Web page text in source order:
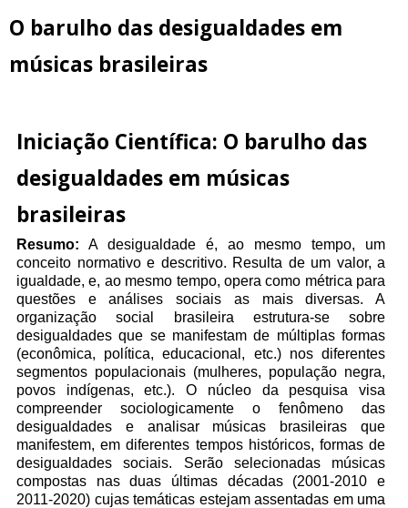
O barulho das desigualdades em
músicas brasileiras
Iniciação Científica: O barulho das
desigualdades em músicas
brasileiras
Resumo: A desigualdade é, ao mesmo tempo, um
conceito normativo e descritivo. Resulta de um valor, a
igualdade, e, ao mesmo tempo, opera como métrica para
questões e análises sociais as mais diversas. A
organização social brasileira estrutura-se sobre
desigualdades que se manifestam de múltiplas formas
(econômica, política, educacional, etc.) nos diferentes
segmentos populacionais (mulheres, população negra,
povos indígenas, etc.). O núcleo da pesquisa visa
compreender sociologicamente o fenômeno das
desigualdades e analisar músicas brasileiras que
manifestem, em diferentes tempos históricos, formas de
desigualdades sociais. Serão selecionadas músicas
compostas nas duas últimas décadas (2001-2010 e
2011-2020) cujas temáticas estejam assentadas em uma